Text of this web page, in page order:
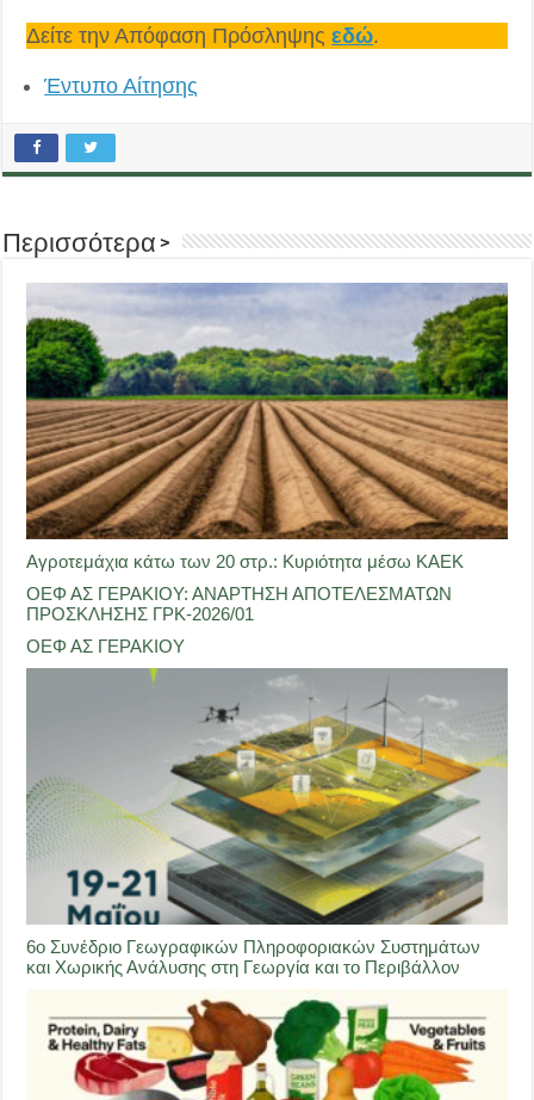
Δείτε την Απόφαση Πρόσληψηςεδώ.
Έντυπο Αίτησης
Περισσότερα >
Αγροτεμάχια κάτω των 20 στρ.: Κυριότητα μέσω ΚΑΕΚ
ΟΕΦ ΑΣ ΓΕΡΑΚΙΟΥ: ΑΝΑΡΤΗΣΗ ΑΠΟΤΕΛΕΣΜΑΤΩΝ
ΠΡΟΣΚΛΗΣΗΣ ΓΡΚ-2026/01
ΟΕΦ ΑΣ ΓΕΡΑΚΙΟΥ
6ο Συνέδριο Γεωγραφικών Πληροφοριακών Συστημάτων
και Χωρικής Ανάλυσης στη Γεωργία και το Περιβάλλον